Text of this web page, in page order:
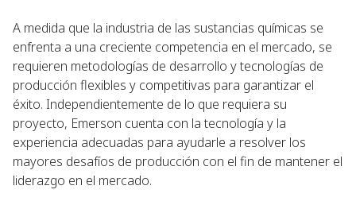
A medida que la industria de las sustancias químicas se
enfrenta a una creciente competencia en el mercado, se
requieren metodologías de desarrollo y tecnologías de
producción flexibles y competitivas para garantizar el
éxito. Independientemente de lo que requiera su
proyecto, Emerson cuenta con la tecnología y la
experiencia adecuadas para ayudarle a resolver los
mayores desafíos de producción con el fin de mantener el
liderazgo en el mercado.